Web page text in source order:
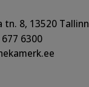
tn. 8, 13520 Tallinn
677 6300